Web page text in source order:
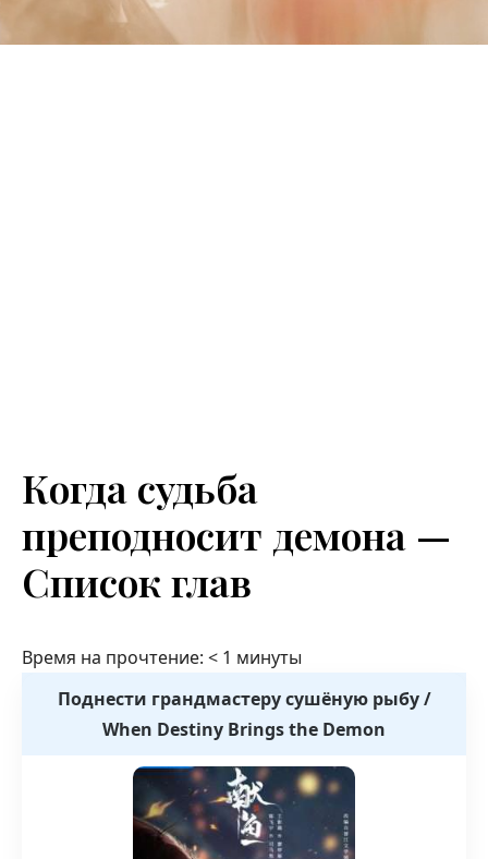
Когда судьба
преподносит демона —
Список глав
Время на прочтение: < 1 минуты
Поднести грандмастеру сушёную рыбу /
When Destiny Brings the Demon